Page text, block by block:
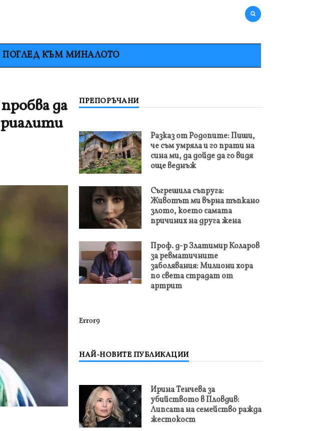
ПОГЛЕД КЪМ МИНАЛОТО
да
ПРЕПОРЪЧАНИ
Разказ от Родопите: Пиши,
че съм умряла и го прати на
сина ми, да дойде да го видя
още веднъж
Съгрешила съпруга:
Животът ми върна тъпкано
злото, което самата
причиних на друга жена
Проф. д-р Златимир Коларов
за ревматичните
заболявания: Милиони хора
по света страдат от
артрит
Error9
НАЙ-НОВИТЕ ПУБЛИКАЦИИ
Ирина Тенчева за
убийството в Пловдив:
Липсата на семейство ражда
жестокост